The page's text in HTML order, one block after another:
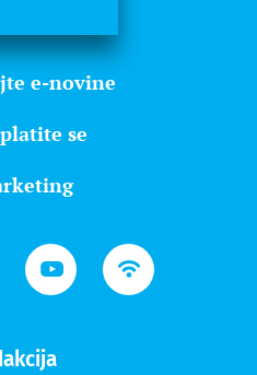
e-novine
se